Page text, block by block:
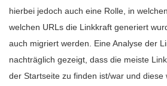
hierbei jedoch auch eine Rolle, in
welchen URLs die Linkkraft generiert
auch migriert werden. Eine Analyse der
nachträglich gezeigt, dass die meiste
der Startseite zu finden ist/war und diese